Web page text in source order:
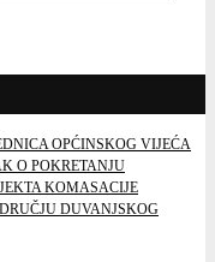
OPĆINSKOG VIJEĆA
O POKRETANJU
KOMASACIJE
DUVANJSKOG